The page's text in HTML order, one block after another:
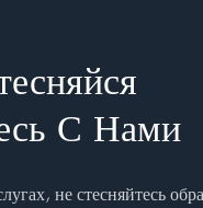
С Нами
не стесняйтесь